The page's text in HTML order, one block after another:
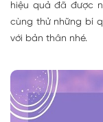
hiệu quả đã được
cùng thử những bí
với bản thân nhé.